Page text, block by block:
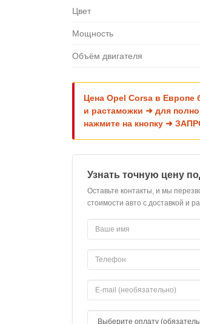
Цвет
Мощность
Объём двигателя
Цена Opel Corsa в Европе
и растаможки ➜ для
нажмите на кнопку ➜
Узнать точную цену
Оставьте контакты, и мы
стоимости авто с доставкой и